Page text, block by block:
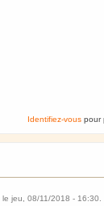
Identifiez-vous pour
le jeu, 08/11/2018 - 16:30